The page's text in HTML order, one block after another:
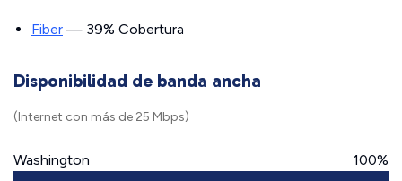
Fiber — 39% Cobertura
Disponibilidad de banda ancha
(Internet con más de 25 Mbps)
Washington 100%